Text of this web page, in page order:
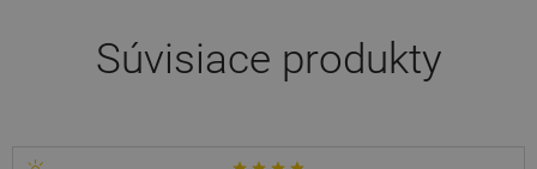
Súvisiace produkty